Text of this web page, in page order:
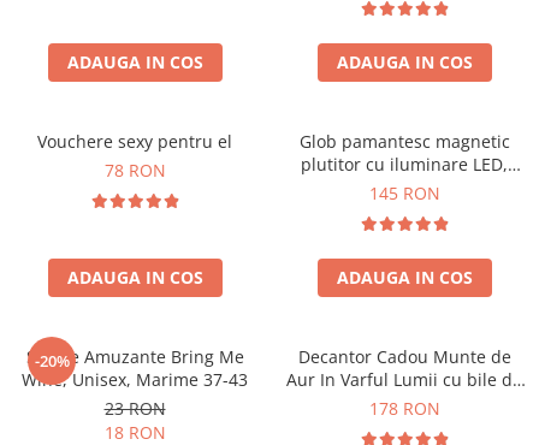
ADAUGA IN COS ADAUGA IN COS
Vouchere sexy pentru el
78 RON
ADAUGA IN COS
Glob pamantesc magnetic
plutitor cu iluminare LED,
Forma C
145 RON
ADAUGA IN COS
-20%
Sosete Amuzante Bring Me
Wine, Unisex, Marime 37-43
23 RON
18 RON
Decantor Cadou Munte de
Aur In Varful Lumii cu bile de
curatare
178 RON